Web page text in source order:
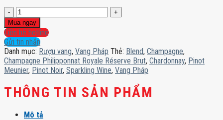
Champagne
Philipponnat
Royale
Réserve
Brut
số
lượng
Mua ngay
Liên hệ hotline
Gửi tin nhắn
Danh mục: Rượu vang, Vang Pháp Thẻ: Blend, Champagne,
Champagne Philipponnat Royale Réserve Brut, Chardonnay, Pinot
Meunier, Pinot Noir, Sparkling Wine, Vang Pháp
THÔNG TIN SẢN PHẨM
Mô tả